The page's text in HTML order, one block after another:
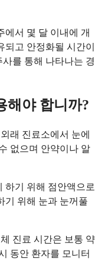
에서 몇 달 이내에 개
고 안정화될 시간이
를 통해 나타나는 경
해야 합니까?
래 진료소에서 눈에
없으며 안약이나 알
하기 위해 점안액으로
기 위해 눈과 눈꺼풀
진료 시간은 보통 약
동안 환자를 모니터